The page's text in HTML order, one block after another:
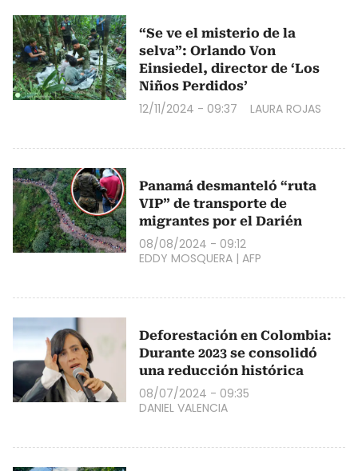
“Se ve el misterio de la
selva”: Orlando Von
Einsiedel, director de ‘Los
Niños Perdidos’
12/11/2024 - 09:37 LAURA ROJAS
Panamá desmanteló “ruta
VIP” de transporte de
migrantes por el Darién
08/08/2024 - 09:12
EDDY MOSQUERA | AFP
Deforestación en Colombia:
Durante 2023 se consolidó
una reducción histórica
08/07/2024 - 09:35
DANIEL VALENCIA